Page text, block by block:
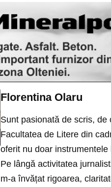
Florentina Olaru
Sunt pasionată de scris,
Facultatea de Litere din
oferit nu doar
Pe lângă activitatea
m-a învățat rigoarea,